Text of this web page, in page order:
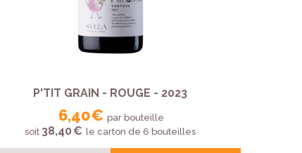
P'TIT GRAIN - ROUGE - 2023
6,40 € par bouteille
soit 38,40 € le carton de 6 bouteilles